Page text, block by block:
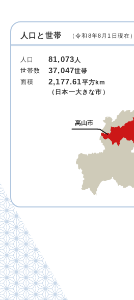
人口と世帯 （令和8年8月1日現在）
人口 81,073人
世帯数
37,047世帯
面積
2,177.61平方km
（日本一大きな市）